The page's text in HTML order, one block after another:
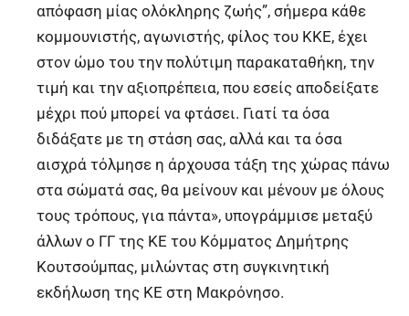
απόφαση μίας ολόκληρης ζωής”, σήμερα κάθε
κομμουνιστής, αγωνιστής, φίλος του ΚΚΕ, έχει
στον ώμο του την πολύτιμη παρακαταθήκη, την
τιμή και την αξιοπρέπεια, που εσείς αποδείξατε
μέχρι πού μπορεί να φτάσει. Γιατί τα όσα
διδάξατε με τη στάση σας, αλλά και τα όσα
αισχρά τόλμησε η άρχουσα τάξη της χώρας πάνω
στα σώματά σας, θα μείνουν και μένουν με όλους
τους τρόπους, για πάντα», υπογράμμισε μεταξύ
άλλων ο ΓΓ της ΚΕ του Κόμματος Δημήτρης
Κουτσούμπας, μιλώντας στη συγκινητική
εκδήλωση της ΚΕ στη Μακρόνησο.